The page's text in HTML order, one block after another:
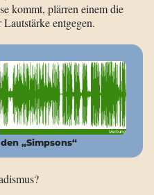
kommt, plärren einem die
entgegen.
„Simpsons“